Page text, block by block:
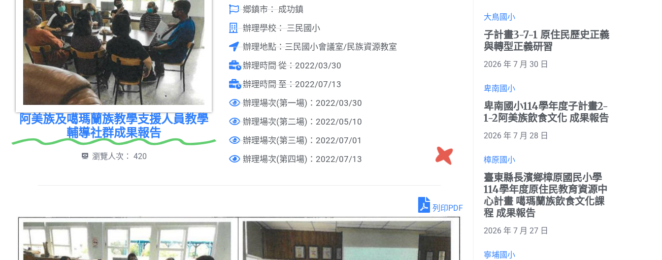
阿美族及噶瑪蘭族教學支援人員教學
輔導社群成果報告
瀏覽人次： 420
鄉鎮市： 成功鎮
辦理學校： 三民國小
辦理地點：三民國小會議室/民族資源教室
辦理時間 從：2022/03/30
辦理時間 至：2022/07/13
辦理場次(第一場)：2022/03/30
辦理場次(第二場)：2022/05/10
辦理場次(第三場)：2022/07/01
辦理場次(第四場)：2022/07/13
列印PDF
大鳥國小
子計畫3-7-1 原住民歷史正義
與轉型正義研習
2026 年 7 月 30 日
卑南國小
卑南國小114學年度子計畫2-
1-2阿美族飲食文化 成果報告
2026 年 7 月 28 日
樟原國小
臺東縣長濱鄉樟原國民小學
114學年度原住民教育資源中
心計畫 噶瑪蘭族飲食文化課
程 成果報告
2026 年 7 月 27 日
寧埔國小